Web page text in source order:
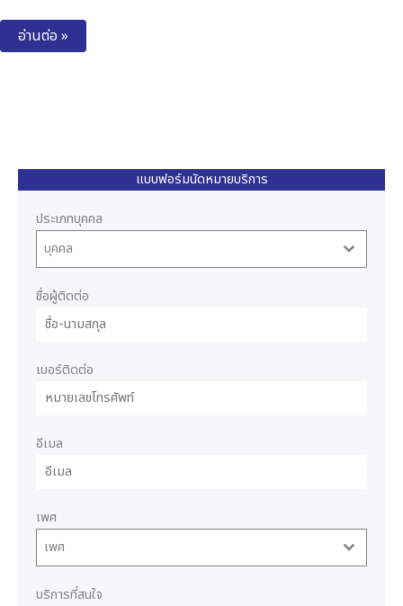
อ่านต่อ »
แบบฟอร์มนัดหมายบริการ
ประเภทบุคคล
บุคคล
ชื่อผู้ติดต่อ
เบอร์ติดต่อ
อีเมล
เพศ
เพศ
บริการที่สนใจ